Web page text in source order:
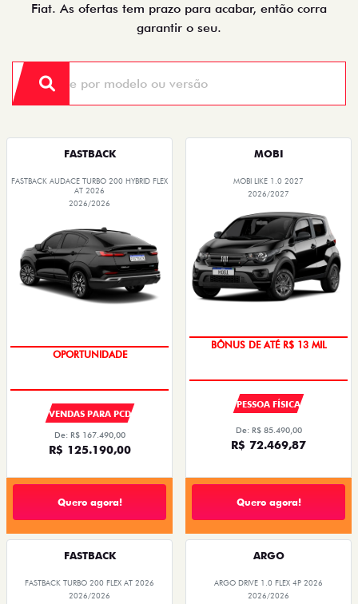
Fiat. As ofertas tem prazo para acabar, então corra
garantir o seu.
FASTBACK
FASTBACK AUDACE TURBO 200 HYBRID FLEX
AT 2026
2026/2026
OPORTUNIDADE
VENDAS PARA PCD
De: R$ 167.490,00
R$ 125.190,00
Quero agora!
MOBI
MOBI LIKE 1.0 2027
2026/2027
BÔNUS DE ATÉ R$ 13 MIL
PESSOA FÍSICA
De: R$ 85.490,00
R$ 72.469,87
Quero agora!
FASTBACK
FASTBACK TURBO 200 FLEX AT 2026
2026/2026
ARGO
ARGO DRIVE 1.0 FLEX 4P 2026
2026/2026